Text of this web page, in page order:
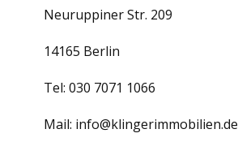
Neuruppiner Str. 209
14165 Berlin
Tel: 030 7071 1066
Mail: info@klingerimmobilien.de